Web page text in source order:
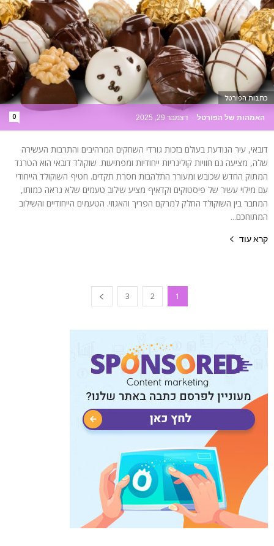
האמהות של הפורטל - דצמבר 29, 2025 0
כתבות הפורטל
דובאי, עיר הנודעת בעולם בזכות גורדי השחקים המרהיבים והתרבות העשירה
שלה, מציעה גם חוויות קולינריות ייחודיות ומפתיעות. שוקולד דובאי הוא הטרנד
המתוק החדש שכובש ומעורר התלהבות חסרת תקדים. חטיף השוקולד הייחודי
עם מילוי עשיר של פיסטוקים וקדאיף מציע שילוב טעמים שלא נראה כמותו,
המחבר בין השוקולד החלק למרקם הפריך והאגוזי. הטעמים הייחודיים והשילוב
המתוחכם...
קרא עוד
1
2
3